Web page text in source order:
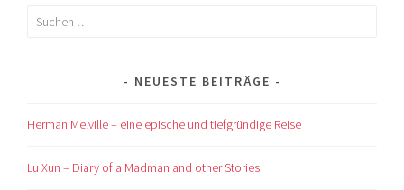
Suchen
NEUESTE BEITRÄGE
Herman Melville – eine epische und tiefgründige Reise
Lu Xun – Diary of a Madman and other Stories